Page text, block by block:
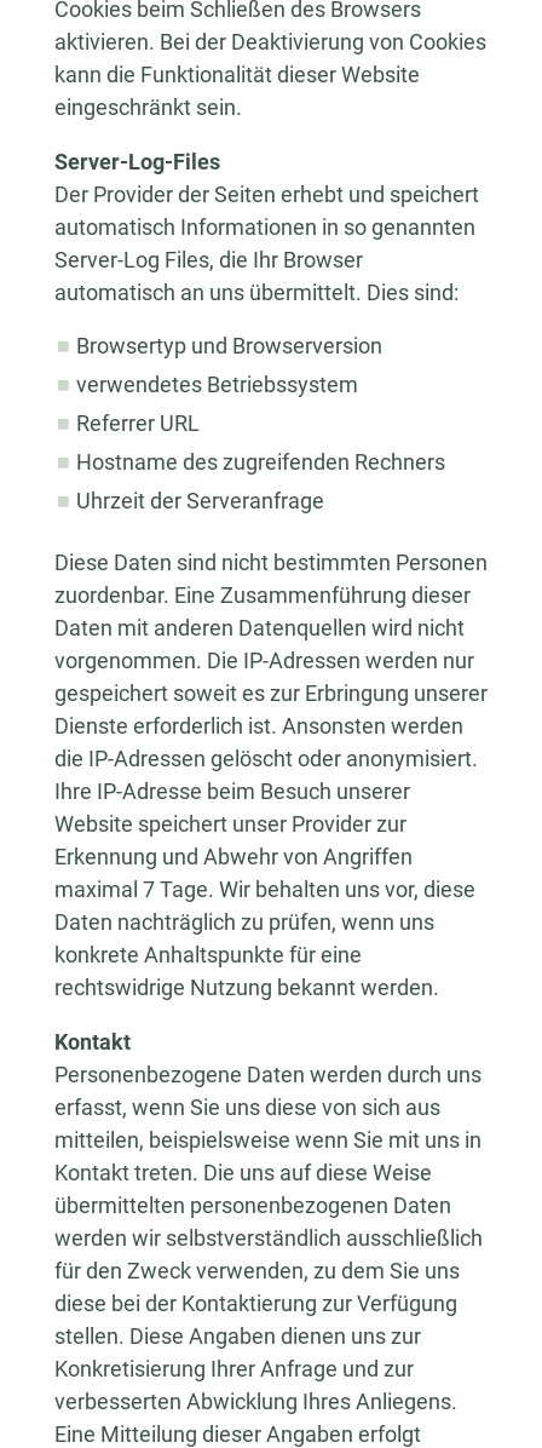
Cookies beim Schließen des Browsers
aktivieren. Bei der Deaktivierung von Cookies
kann die Funktionalität dieser Website
eingeschränkt sein.
Server-Log-Files
Der Provider der Seiten erhebt und speichert
automatisch Informationen in so genannten
Server-Log Files, die Ihr Browser
automatisch an uns übermittelt. Dies sind:
Browsertyp und Browserversion
verwendetes Betriebssystem
Referrer URL
Hostname des zugreifenden Rechners
Uhrzeit der Serveranfrage
Diese Daten sind nicht bestimmten Personen
zuordenbar. Eine Zusammenführung dieser
Daten mit anderen Datenquellen wird nicht
vorgenommen. Die IP-Adressen werden nur
gespeichert soweit es zur Erbringung unserer
Dienste erforderlich ist. Ansonsten werden
die IP-Adressen gelöscht oder anonymisiert.
Ihre IP-Adresse beim Besuch unserer
Website speichert unser Provider zur
Erkennung und Abwehr von Angriffen
maximal 7 Tage. Wir behalten uns vor, diese
Daten nachträglich zu prüfen, wenn uns
konkrete Anhaltspunkte für eine
rechtswidrige Nutzung bekannt werden.
Kontakt
Personenbezogene Daten werden durch uns
erfasst, wenn Sie uns diese von sich aus
mitteilen, beispielsweise wenn Sie mit uns in
Kontakt treten. Die uns auf diese Weise
übermittelten personenbezogenen Daten
werden wir selbstverständlich ausschließlich
für den Zweck verwenden, zu dem Sie uns
diese bei der Kontaktierung zur Verfügung
stellen. Diese Angaben dienen uns zur
Konkretisierung Ihrer Anfrage und zur
verbesserten Abwicklung Ihres Anliegens.
Eine Mitteilung dieser Angaben erfolgt